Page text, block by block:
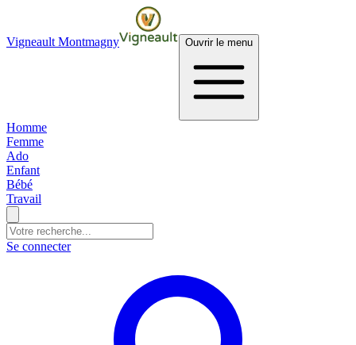
Vigneault Montmagny Ouvrir le menu
Homme
Femme
Ado
Enfant
Bébé
Travail
Se connecter